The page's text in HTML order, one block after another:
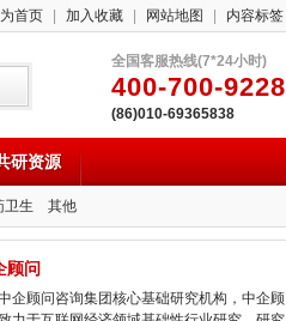
首页 加入收藏 网站地图 内容标签
全国客服热线(7*24小时)
400-700-9228
(86)010-69365838
研资源
卫生 其他
顾问
顾问咨询集团核心基础研究机构，中企顾